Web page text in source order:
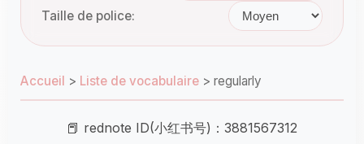
Taille de police:
Accueil > Liste de vocabulaire > regularly
📕 rednote ID(小红书号)：3881567312